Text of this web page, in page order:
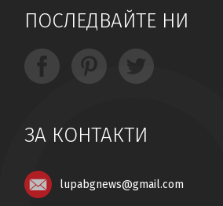
ПОСЛЕДВАЙТЕ НИ
ЗА КОНТАКТИ
lupabgnews@gmail.com